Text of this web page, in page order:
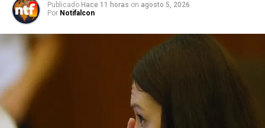
Publicado Hace 11 horas on agosto 5, 2026
Por Notifalcon